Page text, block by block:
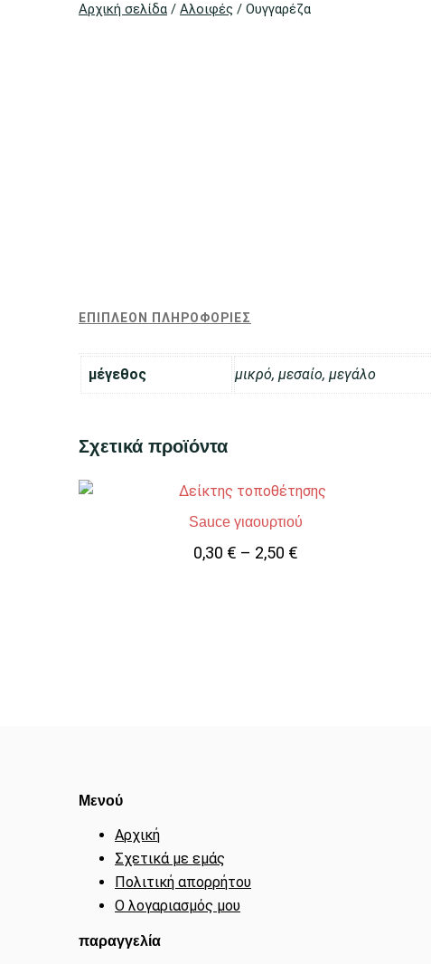
Αρχική σελίδα / Αλοιφές / Ουγγαρέζα
ΕΠΙΠΛΈΟΝ ΠΛΗΡΟΦΟΡΊΕΣ
μέγεθος μικρό, μεσαίο, μεγάλο
Σχετικά προϊόντα
Sauce γιαουρτιού
0,30 € – 2,50 €
Μενού
Αρχική
Σχετικά με εμάς
Πολιτική απορρήτου
Ο λογαριασμός μου
παραγγελία